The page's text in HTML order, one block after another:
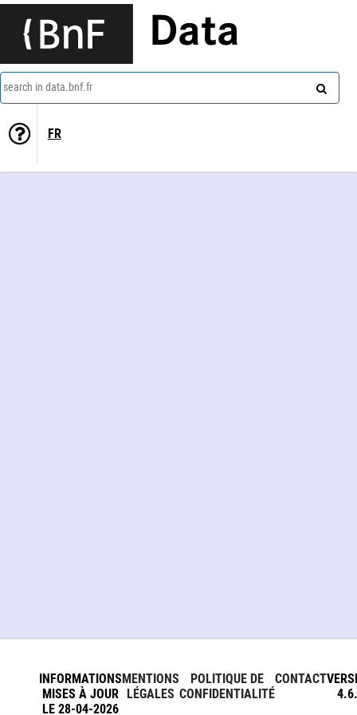
Data
search in data.bnf.fr
FR
INFORMATIONS
MISES À JOUR
LE 28-04-2026
MENTIONS
LÉGALES
POLITIQUE DE
CONFIDENTIALITÉ
CONTACT